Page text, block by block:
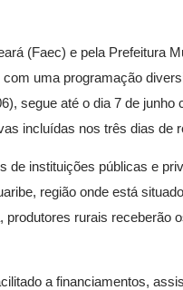
(Faec) e pela Prefeitura
uma programação
segue até o dia 7 de junho
incluídas nos três dias de
de instituições públicas e
região onde está
rurais receberão
a financiamentos,